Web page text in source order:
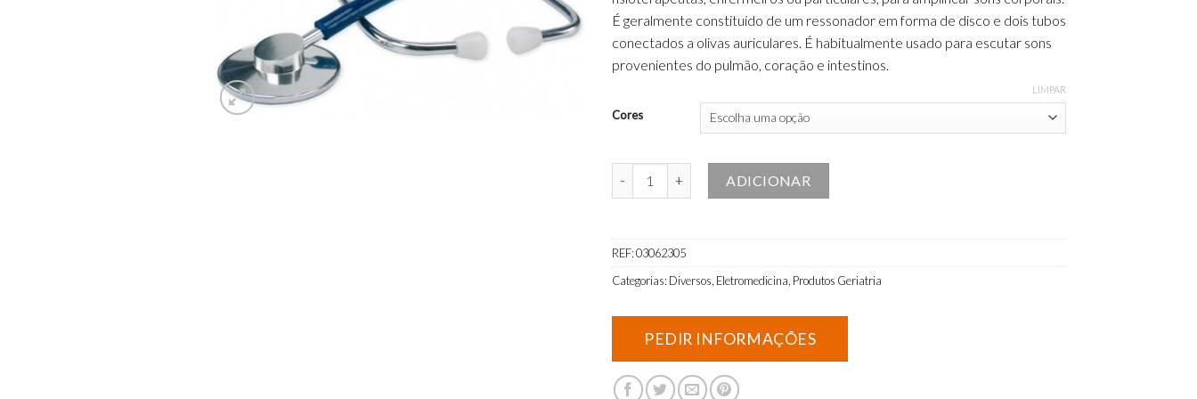
É geralmente constituído de um ressonador em forma de disco e dois tubos
conectados a olivas auriculares. É habitualmente usado para escutar sons
provenientes do pulmão, coração e intestinos.
Cores
LIMPAR
ADICIONAR
REF:03062305
Categorias: Diversos Eletromedicina Produtos Geriatria